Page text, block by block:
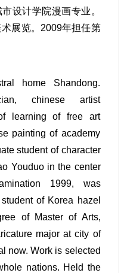
设计学院漫画专业。
展览。2009年担任第
home Shandong.
chinese artist
learning of free art
painting of academy
student of character
Youduo in the center
1999, was
of Korea hazel
of Master of Arts,
major at city of
now. Work is selected
nations. Held the